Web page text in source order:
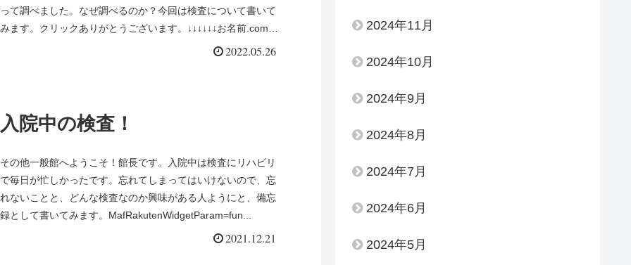
って調べました。なぜ調べるのか？今回は検査について書いて
みます。クリックありがとうございます。↓↓↓↓↓↓お名前.comム
2022.05.26
入院中の検査！
その他一般館へようこそ！館長です。入院中は検査にリハビリ
で毎日が忙しかったです。忘れてしまってはいけないので、忘
れないことと、どんな検査なのか興味がある人ようにと、備忘
録として書いてみます。MafRakutenWidgetParam=fun...
2021.12.21
2024年11月
2024年10月
2024年9月
2024年8月
2024年7月
2024年6月
2024年5月